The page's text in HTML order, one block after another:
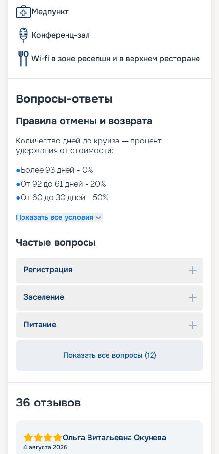
Медпункт
Конференц-зал
Wi-fi в зоне ресепшн и в верхнем ресторане
Вопросы-ответы
Правила отмены и возврата
Количество дней до круиза — процент
удержания от стоимости:
●Более 93 дней - 0%
●От 92 до 61 дней - 20%
●От 60 до 30 дней - 50%
Показать все условия
Частые вопросы
Регистрация
Заселение
Питание
Показать все вопросы (12)
36 отзывов
Ольга Витальевна Окунева
4 августа 2026